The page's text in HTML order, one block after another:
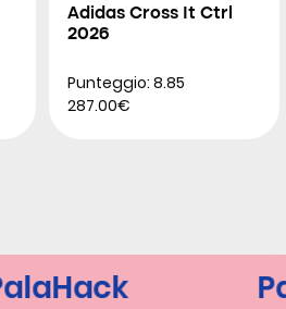
Adidas Cross It Ctrl
2026
Punteggio: 8.85
287.00€